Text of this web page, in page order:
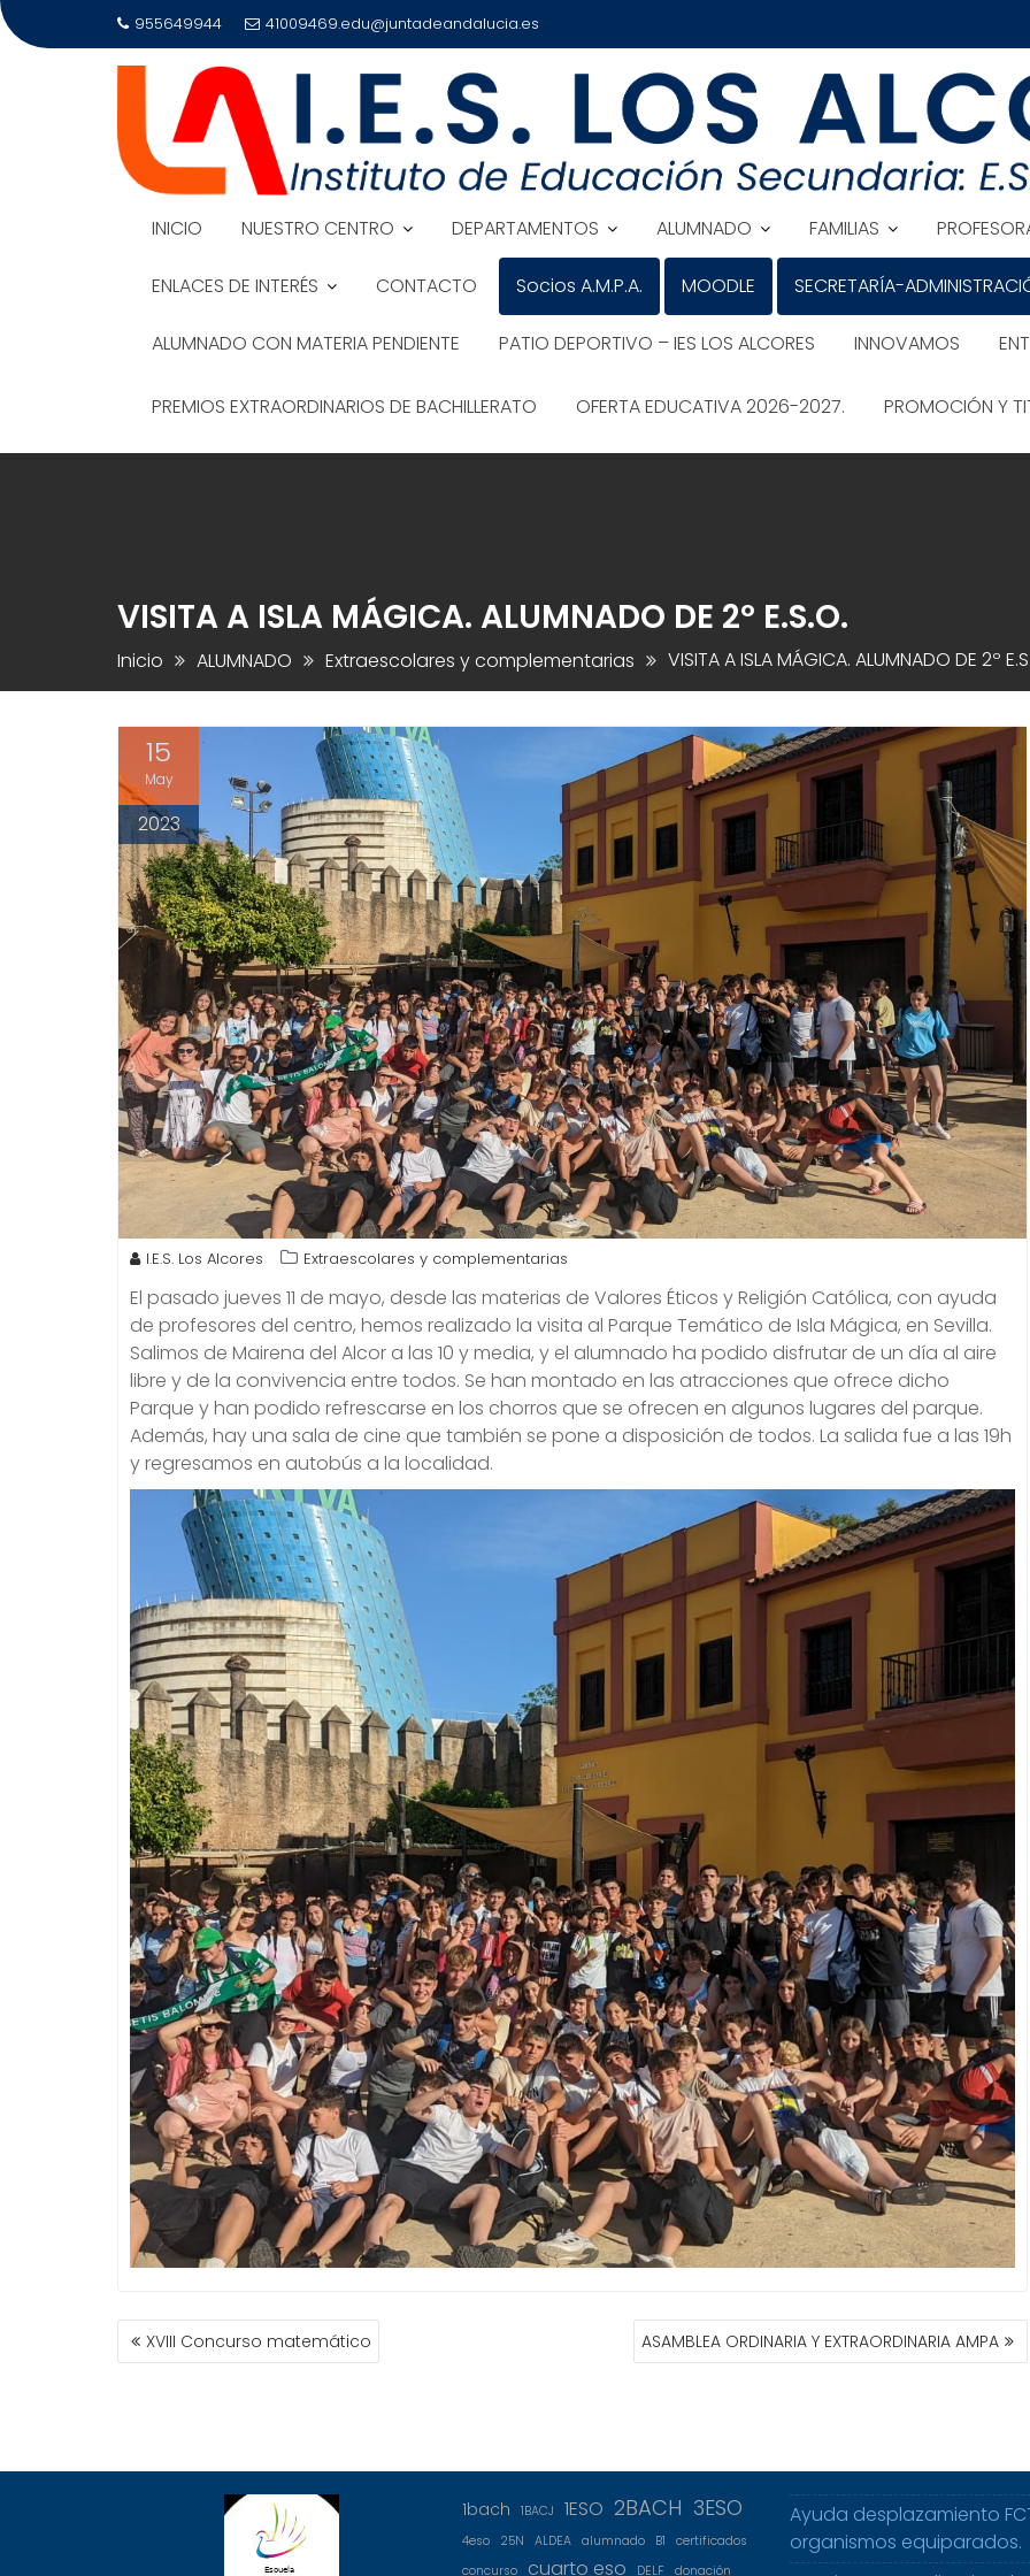
Saltar
al
955649944 41009469.edu@juntadeandalucia.es
INICIO NUESTRO CENTRO DEPARTAMENTOS ALUMNADO FAMILIAS
ENLACES DE INTERÉS CONTACTO Socios A.M.P.A. MOODLE SECRETARÍA-
ALUMNADO CON MATERIA PENDIENTE PATIO DEPORTIVO – IES LOS ALCORES INNOVAMOS
PREMIOS EXTRAORDINARIOS DE BACHILLERATO OFERTA EDUCATIVA 2026-2027. PROMOCIÓN Y
VISITA A ISLA MÁGICA. ALUMNADO DE 2º E.S.O.
Inicio ALUMNADO Extraescolares y complementarias VISITA A ISLA MÁGICA. ALUMNADO DE 2º
15
May
2023
I.E.S. Los Alcores Extraescolares y complementarias
El pasado jueves 11 de mayo, desde las materias de Valores Éticos y Religión Católica, con ayuda
de profesores del centro, hemos realizado la visita al Parque Temático de Isla Mágica, en Sevilla.
Salimos de Mairena del Alcor a las 10 y media, y el alumnado ha podido disfrutar de un día al aire
libre y de la convivencia entre todos. Se han montado en las atracciones que ofrece dicho
Parque y han podido refrescarse en los chorros que se ofrecen en algunos lugares del parque.
Además, hay una sala de cine que también se pone a disposición de todos. La salida fue a las 19h
y regresamos en autobús a la localidad.
NAVEGACIÓN
DEXVIII Concurso matemático ASAMBLEA ORDINARIA Y EXTRAORDINARIA AMPA
1bach 1BACJ 1ESO 2BACH 3ESO
4eso 25N ALDEA alumnado B1
certificados
concurso cuarto eso DELF donación
Ayuda desplazamiento
organismos equiparados.